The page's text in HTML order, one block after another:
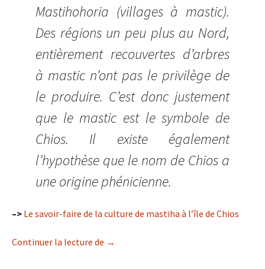
Mastihohoria (villages à mastic).
Des régions un peu plus au Nord,
entièrement recouvertes d’arbres
à mastic n’ont pas le privilège de
le produire. C’est donc justement
que le mastic est le symbole de
Chios. Il existe également
l’hypothèse que le nom de Chios a
une origine phénicienne.
–> Le savoir-faire de la culture de mastiha à l’île de Chios
Continuer la lecture de Vernis cuit au mastic de Chio(s) en
→